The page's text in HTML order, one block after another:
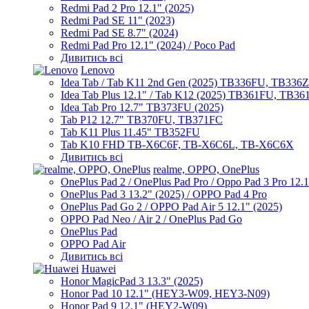
Redmi Pad 2 Pro 12.1" (2025)
Redmi Pad SE 11" (2023)
Redmi Pad SE 8.7" (2024)
Redmi Pad Pro 12.1" (2024) / Poco Pad
Дивитись всі
Lenovo
Idea Tab / Tab K11 2nd Gen (2025) TB336FU,
Idea Tab Plus 12.1" / Tab K12 (2025) TB361FU,
Idea Tab Pro 12.7" TB373FU (2025)
Tab P12 12.7" TB370FU, TB371FC
Tab K11 Plus 11.45" TB352FU
Tab K10 FHD TB-X6C6F, TB-X6C6L, TB-X6C6X
Дивитись всі
realme, OPPO, OnePlus
OnePlus Pad 2 / OnePlus Pad Pro / Oppo Pad 3 Pro
OnePlus Pad 3 13.2" (2025) / OPPO Pad 4 Pro
OnePlus Pad Go 2 / OPPO Pad Air 5 12.1" (2025)
OPPO Pad Neo / Air 2 / OnePlus Pad Go
OnePlus Pad
OPPO Pad Air
Дивитись всі
Huawei
Honor MagicPad 3 13.3" (2025)
Honor Pad 10 12.1" (HEY3-W09, HEY3-N09)
Honor Pad 9 12.1" (HEY2-W09)